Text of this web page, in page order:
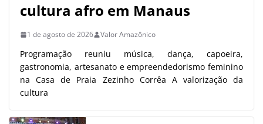
cultura afro em Manaus
1 de agosto de 2026 Valor Amazônico
Programação reuniu música, dança, capoeira,
gastronomia, artesanato e empreendedorismo feminino
na Casa de Praia Zezinho Corrêa A valorização da
cultura